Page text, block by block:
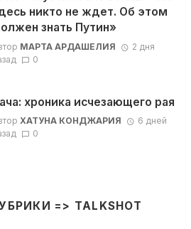
никто не ждет. Об этом
знать Путин»
МАРТА АРДАШЕЛИЯ
2 дня
0
хроника исчезающего рая
ХАТУНА КОНДЖАРИЯ
6 дней
0
=> TALKSHOT